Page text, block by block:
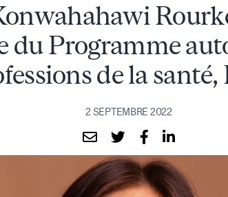
du Programme
de la santé,
2 SEPTEMBRE 2022